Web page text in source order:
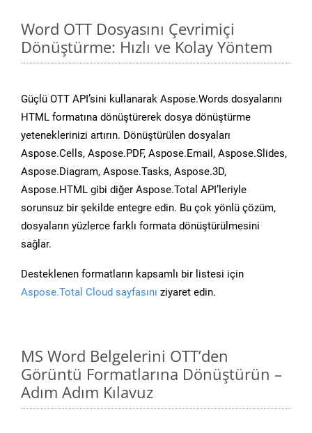
Word OTT Dosyasını Çevrimiçi
Dönüştürme: Hızlı ve Kolay Yöntem
Güçlü OTT API’sini kullanarak Aspose.Words dosyalarını
HTML formatına dönüştürerek dosya dönüştürme
yeteneklerinizi artırın. Dönüştürülen dosyaları
Aspose.Cells, Aspose.PDF, Aspose.Email, Aspose.Slides,
Aspose.Diagram, Aspose.Tasks, Aspose.3D,
Aspose.HTML gibi diğer Aspose.Total API’leriyle
sorunsuz bir şekilde entegre edin. Bu çok yönlü çözüm,
dosyaların yüzlerce farklı formata dönüştürülmesini
sağlar.
Desteklenen formatların kapsamlı bir listesi için
Aspose.Total Cloud sayfasını ziyaret edin.
MS Word Belgelerini OTT’den
Görüntü Formatlarına Dönüştürün –
Adım Adım Kılavuz